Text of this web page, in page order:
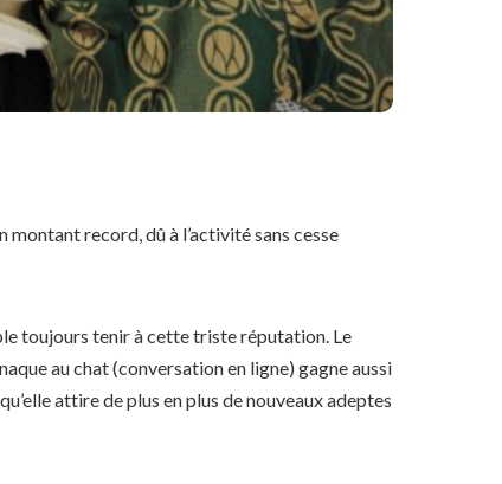
record, dû à l’activité sans cesse
toujours tenir à cette triste réputation. Le
au chat (conversation en ligne) gagne aussi
attire de plus en plus de nouveaux adeptes